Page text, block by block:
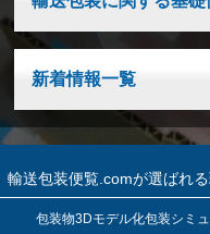
新着情報一覧
輸送包装便覧.comが選ばれ
包装物3Dモデル化包装シミ